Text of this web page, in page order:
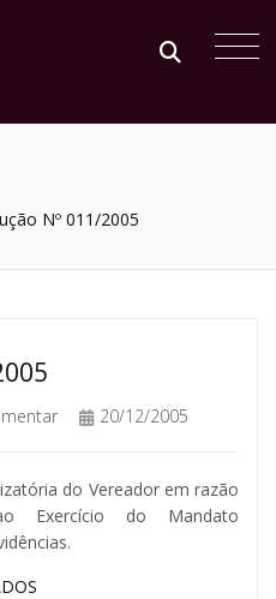
Nº 011/2005
20/12/2005
do Vereador em razão
Exercício do Mandato